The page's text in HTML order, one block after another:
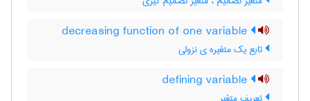
تابع یک متغیره ی نزولی